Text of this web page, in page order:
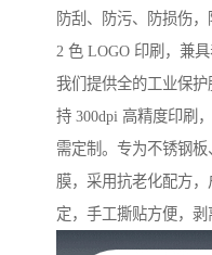
防刮、防污、防损伤
2 色 LOGO 印刷，兼
我们提供全的工业保
持 300dpi 高精度印刷
需定制。专为不锈钢
膜，采用抗老化配方
定，手工撕贴方便，剥